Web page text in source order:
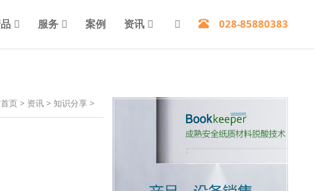
服务 案例 资讯 028-85880383
首页> 资讯> 知识分享>